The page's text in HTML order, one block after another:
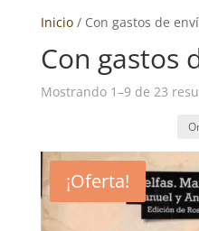
Inicio/ Con gastos de
Con gastos
Mostrando 1–9 de 23
¡Oferta!